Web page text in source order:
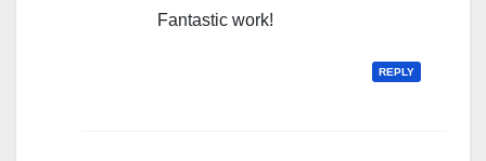
Fantastic work!
REPLY